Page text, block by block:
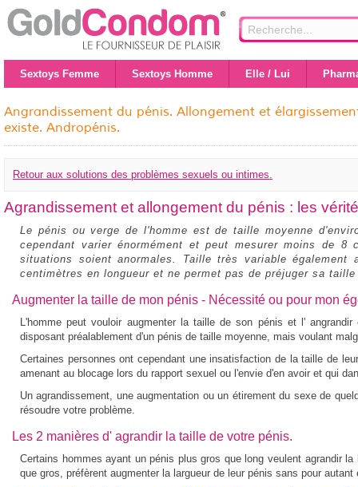
Sextoys Femme Sextoys Homme Elle / Lui
Angrandissement du pénis. Allongement et
existe. Andropénis.
Retour aux solutions des problèmes sexuels ou intimes.
Agrandissement et allongement du pénis : les
Le pénis ou verge de l'homme est de taille moyenne
cependant varier énormément et peut mesurer moins de
situations soient anormales. Taille très variable
centimètres en longueur et ne permet pas de préjuger sa
Augmenter la taille de mon pénis - Nécessité ou pour mon
L'homme peut vouloir augmenter la taille de son pénis et l'
disposant préalablement d'un pénis de taille moyenne, mais voulant
Certaines personnes ont cependant une insatisfaction de la taille de
amenant au blocage lors du rapport sexuel ou l'envie d'en avoir et qui
Unagrandissement, une augmentation ou un étirementdu sexe de
résoudre votre problème.
Les 2 manières d' agrandir la taille de votre pénis.
Certains hommes ayant unpénis plus gros que long veulent agrandir la
que gros, préfèrent augmenter la largueur de leur pénis sans pour autant